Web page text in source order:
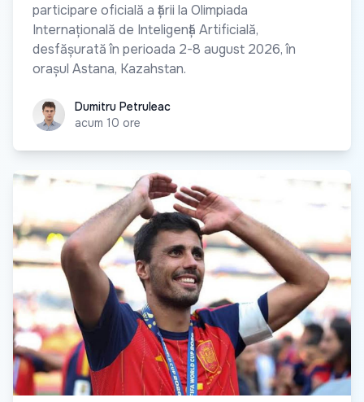
participare oficială a țării la Olimpiada
Internațională de Inteligență Artificială,
desfășurată în perioada 2-8 august 2026, în
orașul Astana, Kazahstan.
Dumitru Petruleac
Dumitru Petruleac
acum 10 ore